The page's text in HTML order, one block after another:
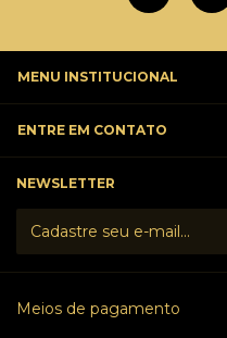
MENU INSTITUCIONAL
ENTRE EM CONTATO
NEWSLETTER
Meios de pagamento